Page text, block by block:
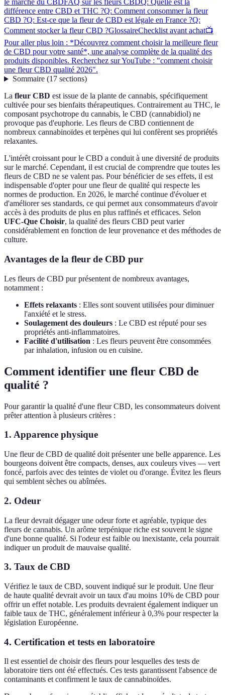
le marché du CBDFAQ sur les fleurs CBDQ: Quelle est la
différence entre CBD et THC ?Q: Comment consommer la fleur
CBD ?Q: Est-ce que la fleur de CBD est légale en France ?Q:
Comment stocker la fleur CBD ?GlossaireChecklist avant achat📺
Pour aller plus loin : *Découvrez comment choisir la meilleure fleur
de CBD pour votre santé*, une analyse complète de la qualité des
produits disponibles. Recherchez sur YouTube : "comment choisir
une fleur CBD qualité 2026".
Sommaire(17 sections)
La fleur CBD est issue de la plante de cannabis, spécifiquement
cultivée pour ses bienfaits thérapeutiques. Contrairement au THC, le
composant psychotrope du cannabis, le CBD (cannabidiol) ne
provoque pas d'euphorie. Les fleurs de CBD contiennent de
nombreux cannabinoïdes et terpènes qui lui confèrent ses propriétés
relaxantes.
L'intérêt croissant pour le CBD a conduit à une diversité de produits
sur le marché. Cependant, il est crucial de comprendre que toutes les
fleurs de CBD ne se valent pas. Pour bénéficier de ses effets, il est
indispensable d'opter pour une fleur de qualité qui respecte les
normes de production. En 2026, le marché continue d'évoluer et
d'améliorer ses standards, ce qui permet aux consommateurs d'avoir
accès à des produits de plus en plus raffinés et efficaces. Selon
UFC-Que Choisir, la qualité des fleurs CBD peut varier
considérablement en fonction de leur provenance et des méthodes de
culture.
Avantages de la fleur de CBD pur
Les fleurs de CBD pur présentent de nombreux avantages,
notamment :
Effets relaxants : Elles sont souvent utilisées pour diminuer
l'anxiété et le stress.
Soulagement des douleurs : Le CBD est réputé pour ses
propriétés anti-inflammatoires.
Facilité d'utilisation : Les fleurs peuvent être consommées
par inhalation, infusion ou en cuisine.
Comment identifier une fleur CBD de
qualité ?
Pour garantir la qualité d'une fleur CBD, les consommateurs doivent
prêter attention à plusieurs critères :
1. Apparence physique
Une fleur de CBD de qualité doit présenter une belle apparence. Les
bourgeons doivent être compacts, denses, aux couleurs vives — vert
foncé, parfois avec des teintes de violet ou d'orange. Évitez les fleurs
qui semblent sèches ou abîmées.
2. Odeur
La fleur devrait dégager une odeur forte et agréable, typique des
fleurs de cannabis. Un arôme terpénique riche est souvent le signe
d'une bonne qualité. Si l'odeur est faible ou inexistante, cela pourrait
indiquer un produit de mauvaise qualité.
3. Taux de CBD
Vérifiez le taux de CBD, souvent indiqué sur le produit. Une fleur
de haute qualité devrait avoir un taux d'au moins 10% de CBD pour
offrir un effet notable. Les produits devraient également indiquer un
faible taux de THC, généralement inférieur à 0,3% pour respecter la
législation Européenne.
4. Certification et tests en laboratoire
Il est essentiel de choisir des fleurs pour lesquelles des tests de
laboratoire tiers ont été effectués. Ces tests garantissent l'absence de
contaminants et confirment le taux de cannabinoïdes.